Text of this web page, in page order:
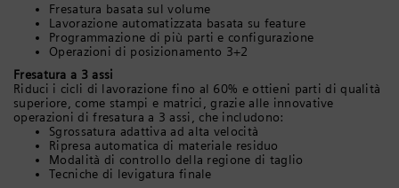
Fresatura basata sul volume
Lavorazione automatizzata basata su feature
Programmazione di più parti e configurazione
Operazioni di posizionamento 3+2
Fresatura a 3 assi
Riduci i cicli di lavorazione fino al 60% e ottieni parti di qualità
superiore, come stampi e matrici, grazie alle innovative
operazioni di fresatura a 3 assi, che includono:
Sgrossatura adattiva ad alta velocità
Ripresa automatica di materiale residuo
Modalità di controllo della regione di taglio
Tecniche di levigatura finale